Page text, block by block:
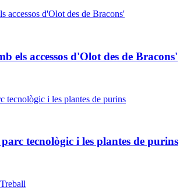
accessos d'Olot des de Bracons'
tecnològic i les plantes de purins